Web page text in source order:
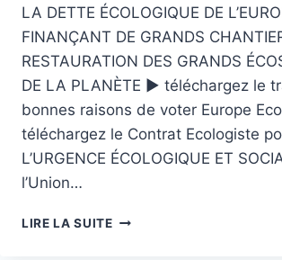
LA DETTE ÉCOLOGIQUE DE
FINANÇANT DE GRANDS
RESTAURATION DES GRANDS
DE LA PLANÈTE ► téléchargez le
bonnes raisons de voter Europe
téléchargez le Contrat Ecologiste
L’URGENCE ÉCOLOGIQUE ET
l’Union…
LIRE LA SUITEINTERNATIONAL